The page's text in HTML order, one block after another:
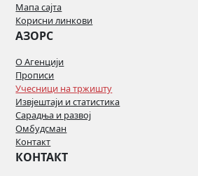
Мапа сајта
Корисни линкови
АЗОРС
О Агенцији
Прописи
Учесници на тржишту
Извјештаји и статистика
Сарадња и развој
Омбудсман
Контакт
КОНТАКТ